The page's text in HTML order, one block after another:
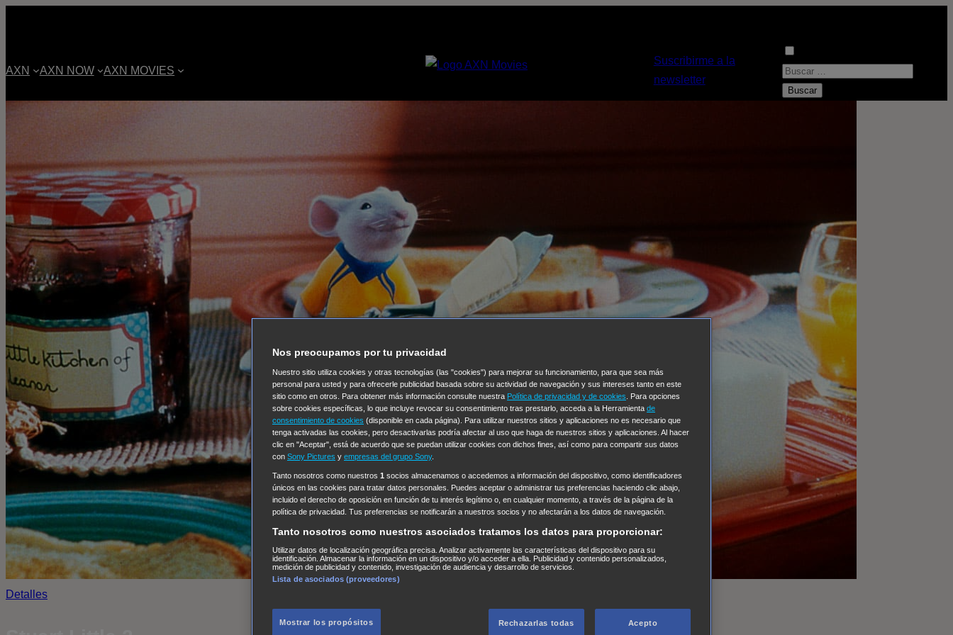
AXN AXN NOW AXN MOVIES
Suscribirme a la
newsletter
B
Detalles
Nos preocupamos por tu privacidad
Nuestro sitio utiliza cookies y otras tecnologías (las "cookies") para mejorar su funcionamiento, para que sea más
personal para usted y para ofrecerle publicidad basada sobre su actividad de navegación y sus intereses tanto en este
sitio como en otros. Para obtener más información consulte nuestra Política de privacidad y de cookies . Para opciones
sobre cookies específicas, lo que incluye revocar su consentimiento tras prestarlo, acceda a la Herramienta de
consentimiento de cookies (disponible en cada página). Para utilizar nuestros sitios y aplicaciones no es necesario que
tenga activadas las cookies, pero desactivarlas podría afectar al uso que haga de nuestros sitios y aplicaciones. Al hacer
clic en "Aceptar", está de acuerdo que se puedan utilizar cookies con dichos fines, así como para compartir sus datos
con Sony Pictures y empresas del grupo Sony.
Tanto nosotros como nuestros 1 socios almacenamos o accedemos a información del dispositivo, como identificadores
únicos en las cookies para tratar datos personales. Puedes aceptar o administrar tus preferencias haciendo clic abajo,
incluido el derecho de oposición en función de tu interés legítimo o, en cualquier momento, a través de la página de la
política de privacidad. Tus preferencias se notificarán a nuestros socios y no afectarán a los datos de navegación.
Tanto nosotros como nuestros asociados tratamos los datos para proporcionar:
Utilizar datos de localización geográfica precisa. Analizar activamente las características del dispositivo para su
identificación. Almacenar la información en un dispositivo y/o acceder a ella. Publicidad y contenido personalizados,
medición de publicidad y contenido, investigación de audiencia y desarrollo de servicios.
Lista de asociados (proveedores)
Mostrar los propósitos Rechazarlas todas Acepto